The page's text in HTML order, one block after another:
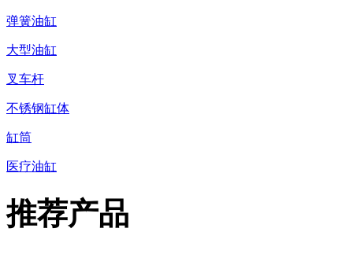
弹簧油缸
大型油缸
叉车杆
不锈钢缸体
缸筒
医疗油缸
推荐产品